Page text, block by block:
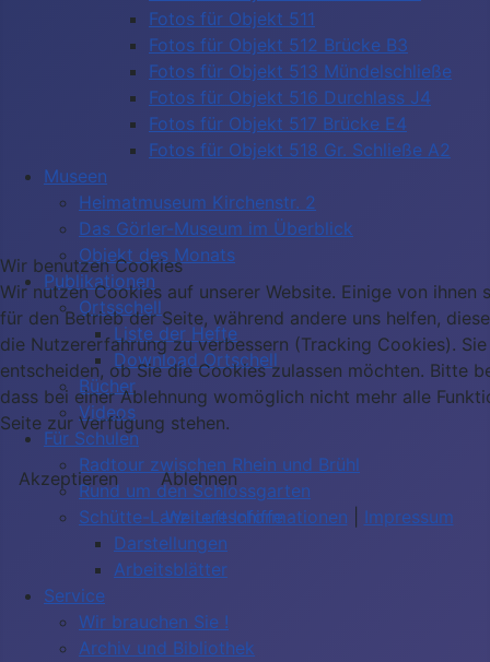
Fotos für Objekt 511
Fotos für Objekt 512 Brücke B3
Fotos für Objekt 513 Mündelschließe
Fotos für Objekt 516 Durchlass J4
Fotos für Objekt 517 Brücke E4
Fotos für Objekt 518 Gr. Schließe A2
Museen
Heimatmuseum Kirchenstr. 2
Das Görler-Museum im Überblick
Objekt des Monats
Publikationen
Ortsschell
Liste der Hefte
Download Ortschell
Bücher
Videos
Für Schulen
Radtour zwischen Rhein und Brühl
Rund um den Schlossgarten
Schütte-Lanz Luftschiffe
Darstellungen
Arbeitsblätter
Service
Wir brauchen Sie !
Archiv und Bibliothek
Wir benutzen Cookies
Wir nutzen Cookies auf unserer Website. Einige von ihnen
für den Betrieb der Seite, während andere uns helfen,
die Nutzererfahrung zu verbessern (Tracking Cookies).
entscheiden, ob Sie die Cookies zulassen möchten. Bitte
dass bei einer Ablehnung womöglich nicht mehr alle
Seite zur Verfügung stehen.
Akzeptieren
Ablehnen
Weitere Informationen
Impressum